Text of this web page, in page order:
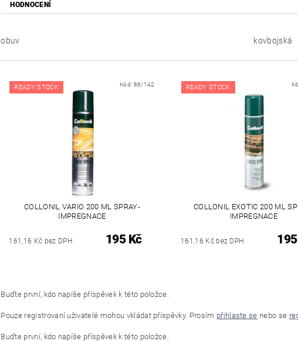
HODNOCENÍ
obuv kovbojská
READY STOCK Kód: 86/142
COLLONIL VARIO 200 ML SPRAY-
IMPREGNACE
161,16 Kč bez DPH 195 Kč
READY STOCK
COLLONIL EXOTIC 200 ML
IMPREGNACE
161,16 Kč bez DPH
Buďte první, kdo napíše příspěvek k této položce.
Pouze registrovaní uživatelé mohou vkládat příspěvky. Prosím přihlaste se nebo se
Buďte první, kdo napíše příspěvek k této položce.